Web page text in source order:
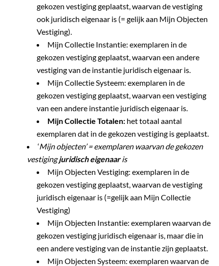
gekozen vestiging geplaatst, waarvan de vestiging
ook juridisch eigenaar is (= gelijk aan Mijn Objecten
Vestiging).
Mijn Collectie Instantie: exemplaren in de
gekozen vestiging geplaatst, waarvan een andere
vestiging van de instantie juridisch eigenaar is.
Mijn Collectie Systeem: exemplaren in de
gekozen vestiging geplaatst, waarvan een vestiging
van een andere instantie juridisch eigenaar is.
Mijn Collectie Totalen: het totaal aantal
exemplaren dat in de gekozen vestiging is geplaatst.
‘Mijn objecten’ = exemplaren waarvan de gekozen
vestigingjuridisch eigenaaris
Mijn Objecten Vestiging: exemplaren in de
gekozen vestiging geplaatst, waarvan de vestiging
juridisch eigenaar is (=gelijk aan Mijn Collectie
Vestiging)
Mijn Objecten Instantie: exemplaren waarvan de
gekozen vestiging juridisch eigenaar is, maar die in
een andere vestiging van de instantie zijn geplaatst.
Mijn Objecten Systeem: exemplaren waarvan de